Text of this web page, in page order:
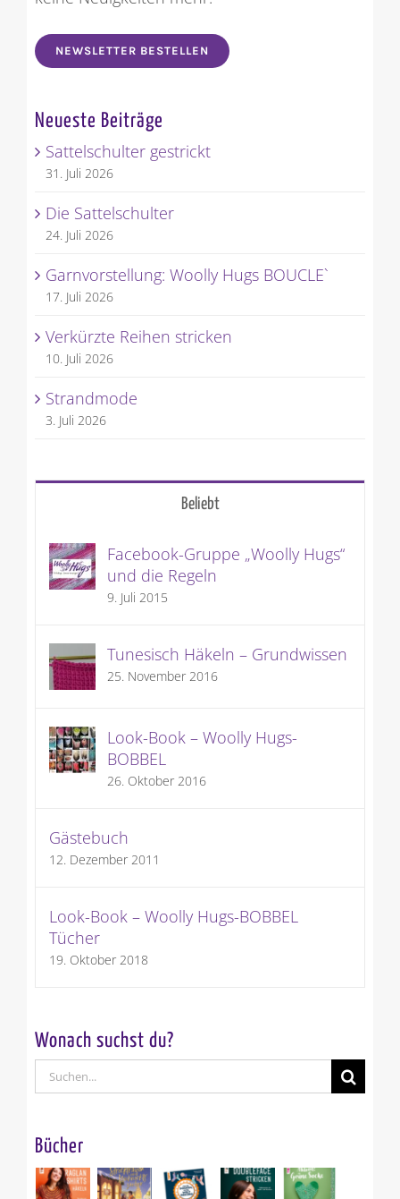
NEWSLETTER BESTELLEN
Neueste Beiträge
Sattelschulter gestrickt
31. Juli 2026
Die Sattelschulter
24. Juli 2026
Garnvorstellung: Woolly Hugs BOUCLE`
17. Juli 2026
Verkürzte Reihen stricken
10. Juli 2026
Strandmode
3. Juli 2026
Beliebt
Facebook-Gruppe „Woolly Hugs“
und die Regeln
9. Juli 2015
Tunesisch Häkeln – Grundwissen
25. November 2016
Look-Book – Woolly Hugs-
BOBBEL
26. Oktober 2016
Gästebuch
12. Dezember 2011
Look-Book – Woolly Hugs-BOBBEL
Tücher
19. Oktober 2018
Wonach suchst du?
Suche
nach:
Bücher